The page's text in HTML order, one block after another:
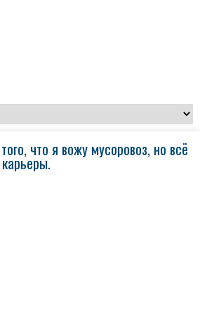
что я вожу мусоровоз, но всё